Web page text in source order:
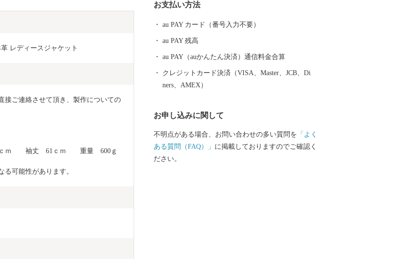
レディースジャケット
ご連絡させて頂き、製作についての
ｍ　　袖丈　61ｃｍ　　重量　600ｇ
可能性があります。
各種お問合せ先について ----------------------------------
7時15分） 電話0235-25-2118（直通） FAX0235-24-90
71 E-mail：furusato@city.tsuruoka.yamagata.jp ●お礼の品
の内容や発送等に関する問い合わせ 株式会社チャンピ
お支払い方法
au PAY カード（番号入力不要）
au PAY 残高
au PAY（auかんたん決済）通信料金合算
クレジットカード決済（VISA、Master、JCB、Di
ners、AMEX）
お申し込みに関して
不明点がある場合、お問い合わせの多い質問を 「よく
ある質問（FAQ）」 に掲載しておりますのでご確認く
ださい。